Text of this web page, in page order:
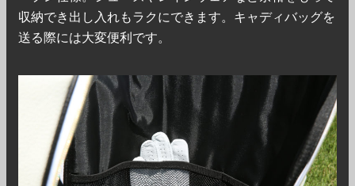
収納でき出し入れもラクにできます。キャディバッグを
送る際には大変便利です。